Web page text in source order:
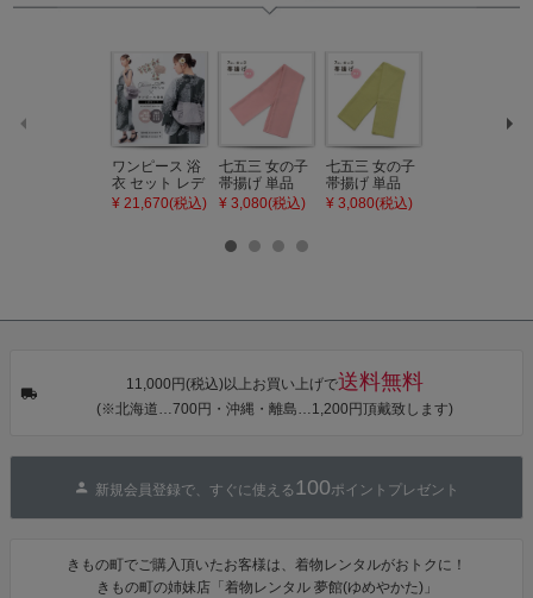
ワンピース 浴
衣 セット レデ
ィース 吸水速
タン・夜の葉
カシュクール
ワンピース 簡
単着付け 大人
¥ 21,670(税込)
七五三 女の子
帯揚げ 単品
「灰桃色」日
びあげ 和装 着
【メール便不
¥ 3,080(税込)
七五三 女の子
帯揚げ 単品
「若葉色」日
【メール便不
¥ 3,080(税込)
【メール便不
11,000円(税込)以上お買い上げで送料無料
(※北海道…700円・沖縄・離島…1,200円頂戴致します)
新規会員登録で、すぐに使える 100ポイントプレゼント
きもの町でご購入頂いたお客様は、着物レンタルがおトクに！
きもの町の姉妹店「着物レンタル 夢館(ゆめやかた)」